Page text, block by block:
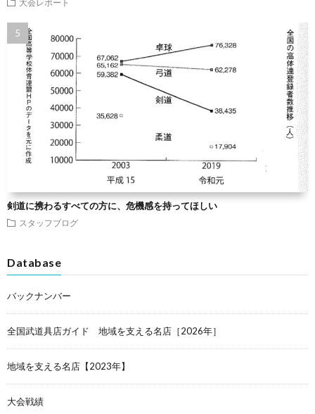
大会レポート
剣道に携わるすべての方に、危機感を持ってほしい
スタッフブログ
Database
バックナンバー
全国武道具店ガイド 地域を支える名店［2026年］
地域を支える名店【2023年】
大会戦績